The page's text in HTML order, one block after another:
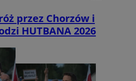
przez Chorzów i
HUTBANA 2026